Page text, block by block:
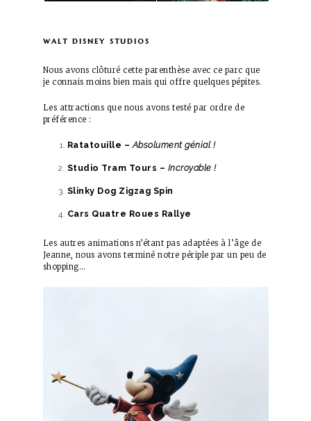
walt disney studios
Nous avons clôturé cette parenthèse avec ce parc que
je connais moins bien mais qui offre quelques pépites.
Les attractions que nous avons testé par ordre de
préférence :
Ratatouille – Absolument génial !
Studio Tram Tours – Incroyable !
Slinky Dog Zigzag Spin
Cars Quatre Roues Rallye
Les autres animations n’étant pas adaptées à l’âge de
Jeanne, nous avons terminé notre périple par un peu de
shopping…